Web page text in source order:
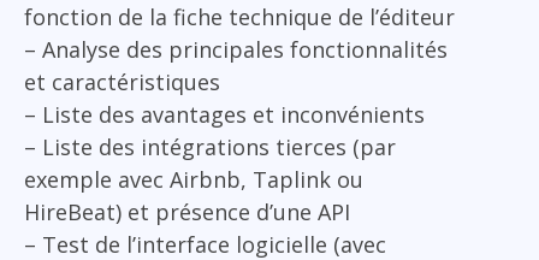
fonction de la fiche technique de l’éditeur
– Analyse des principales fonctionnalités
et caractéristiques
– Liste des avantages et inconvénients
– Liste des intégrations tierces (par
exemple avec Airbnb, Taplink ou
HireBeat) et présence d’une API
– Test de l’interface logicielle (avec